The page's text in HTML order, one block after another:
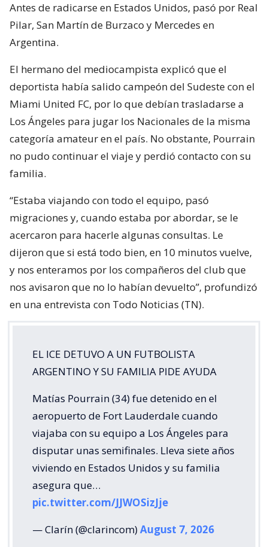
Antes de radicarse en Estados Unidos, pasó por Real
Pilar, San Martín de Burzaco y Mercedes en
Argentina.
El hermano del mediocampista explicó que el
deportista había salido campeón del Sudeste con el
Miami United FC, por lo que debían trasladarse a
Los Ángeles para jugar los Nacionales de la misma
categoría amateur en el país. No obstante, Pourrain
no pudo continuar el viaje y perdió contacto con su
familia.
“Estaba viajando con todo el equipo, pasó
migraciones y, cuando estaba por abordar, se le
acercaron para hacerle algunas consultas. Le
dijeron que si está todo bien, en 10 minutos vuelve,
y nos enteramos por los compañeros del club que
nos avisaron que no lo habían devuelto”, profundizó
en una entrevista con Todo Noticias (TN).
EL ICE DETUVO A UN FUTBOLISTA
ARGENTINO Y SU FAMILIA PIDE AYUDA
Matías Pourrain (34) fue detenido en el
aeropuerto de Fort Lauderdale cuando
viajaba con su equipo a Los Ángeles para
disputar unas semifinales. Lleva siete años
viviendo en Estados Unidos y su familia
asegura que…
pic.twitter.com/JJWOSizJje
— Clarín (@clarincom)August 7, 2026